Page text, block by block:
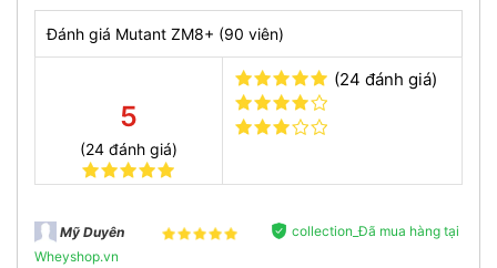
Viên uống hỗ trợ sinh lý nam giới
Đánh giá Mutant ZM8+ (90 viên)
5
(24 đánh giá)
(24 đánh giá)
Mỹ Duyên
collection_Đã mua hàng tại
Wheyshop.vn